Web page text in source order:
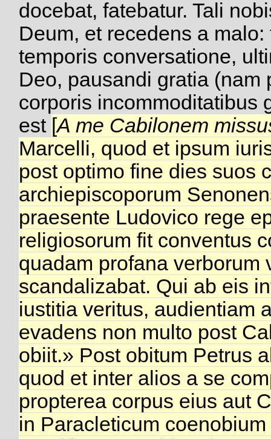
docebat, fatebatur. Tali
Deum, et recedens a
temporis conversatione,
Deo, pausandi gratia
corporis incommoditatibus
est [A me Cabilonem
Marcelli, quod et ipsum
post optimo fine dies suos
archiepiscoporum
praesente Ludovico rege
religiosorum fit conventus
quadam profana verborum
scandalizabat. Qui ab eis
iustitia veritus, audientiam
evadens non multo post
obiit.» Post obitum Petrus
quod et inter alios a se
propterea corpus eius aut
in Paracleticum